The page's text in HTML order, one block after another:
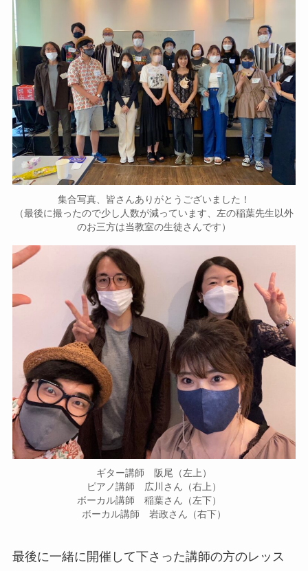
集合写真、皆さんありがとうございました！
（最後に撮ったので少し人数が減っています、左の稲葉先生以外
のお三方は当教室の生徒さんです）
ギター講師 阪尾（左上）
ピアノ講師 広川さん（右上）
ボーカル講師 稲葉さん（左下）
ボーカル講師 岩政さん（右下）
最後に一緒に開催して下さった講師の方のレッス